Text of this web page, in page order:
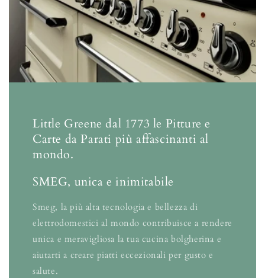
Little Greene dal 1773 le Pitture e
Carte da Parati più affascinanti al
mondo.
SMEG, unica e inimitabile
Smeg, la più alta tecnologia e bellezza di
elettrodomestici al mondo contribuisce a rendere
unica e meravigliosa la tua cucina bolgherina e
aiutarti a creare piatti eccezionali per gusto e
salute.